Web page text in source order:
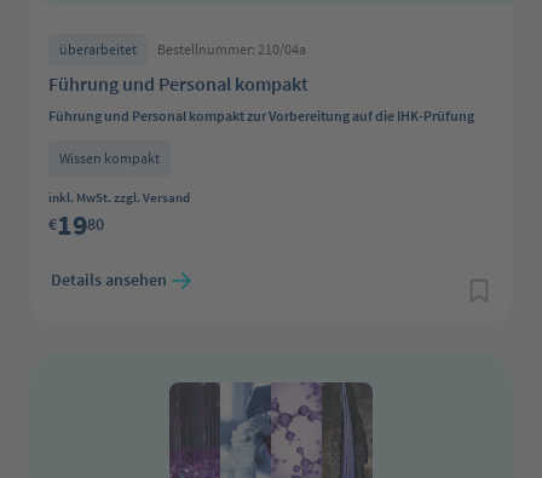
überarbeitet Bestellnummer: 210/04a
Führung und Personal kompakt
Führung und Personal kompakt zur Vorbereitung auf die IHK-Prüfung
Wissen kompakt
Regulärer Preis:
inkl. MwSt. zzgl. Versand
€1980
Details ansehen